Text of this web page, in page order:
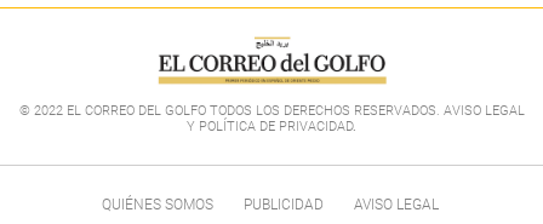
© 2022 EL CORREO DEL GOLFO TODOS LOS DERECHOS RESERVADOS. AVISO LEGAL
Y POLÍTICA DE PRIVACIDAD.
QUIÉNES SOMOS PUBLICIDAD AVISO LEGAL